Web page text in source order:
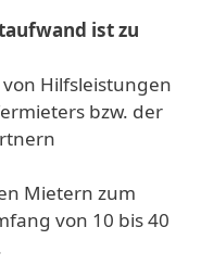
ist zu
Hilfsleistungen
bzw. der
Mietern zum
von 10 bis 40